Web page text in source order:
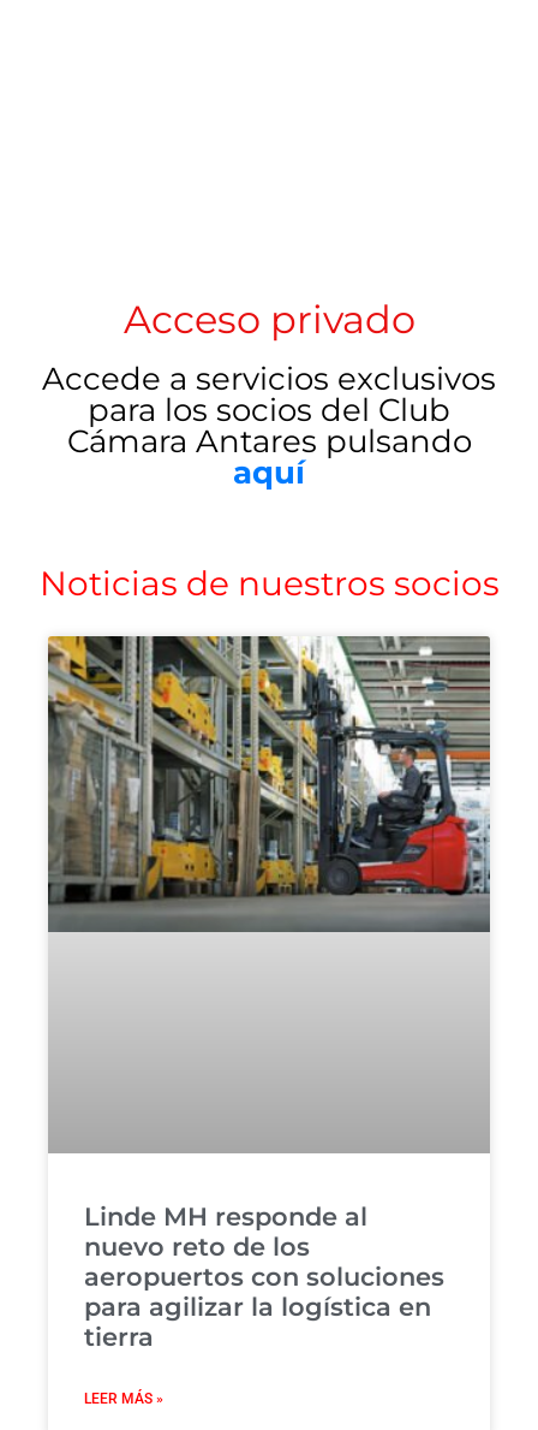
Acceso privado
Accede a servicios exclusivos
para los socios del Club
Cámara Antares pulsando
aquí
Noticias de nuestros socios
Linde MH responde al
nuevo reto de los
aeropuertos con soluciones
para agilizar la logística en
tierra
LEER MÁS »